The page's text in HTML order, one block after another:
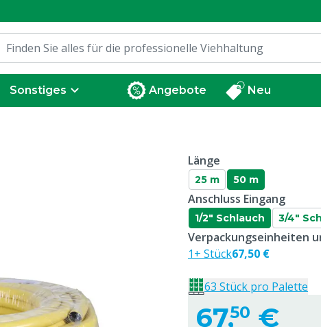
Sonstiges Angebote Neu
Länge
25 m 50 m
Anschluss Eingang
1/2" Schlauch 3/4"
67,50 €
Verpackungseinheiten
1+ Stück67,50 €
63 Stück pro Palette